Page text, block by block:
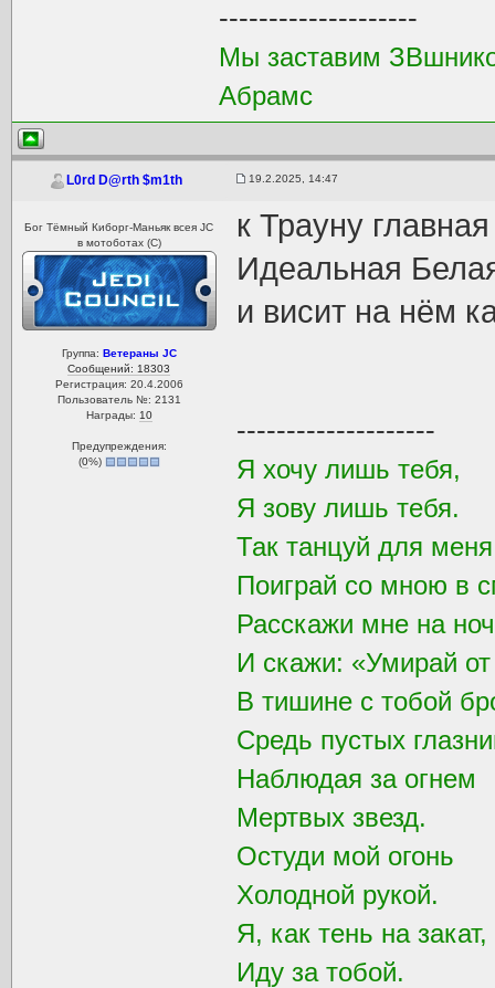
--------------------
Мы заставим
Абрамс
L0rd D@rth $m1th 19.2.2025, 14:47
Бог Тёмный Киборг-Маньяк всея JC
в мотоботах (С)
Группа: Ветераны JC
Сообщений: 18303
Регистрация: 20.4.2006
Пользователь №: 2131
Награды: 10
Предупреждения:
(0%)
к Трауну
Идеальная
и висит на нём
--------------------
Я хочу лишь тебя,
Я зову лишь тебя.
Так танцуй для
Поиграй со мною в
Расскажи мне на
И скажи: «Умирай
В тишине с тобой
Средь пустых
Наблюдая за огнем
Мертвых звезд.
Остуди мой огонь
Холодной рукой.
Я, как тень на закат,
Иду за тобой.